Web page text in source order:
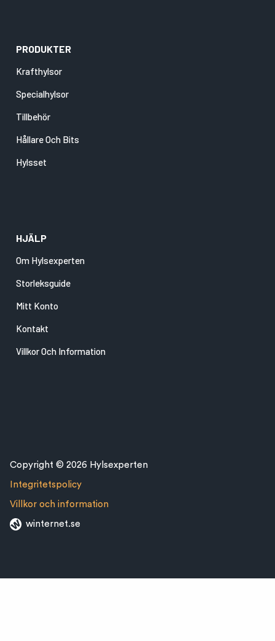
PRODUKTER
Krafthylsor
Specialhylsor
Tillbehör
Hållare Och Bits
Hylsset
HJÄLP
Om Hylsexperten
Storleksguide
Mitt Konto
Kontakt
Villkor Och Information
Copyright © 2026 Hylsexperten
Integritetspolicy
Villkor och information
winternet.se